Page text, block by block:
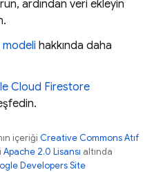
ardından veri ekleyin
modeli hakkında daha
Cloud Firestore
içeriği Creative Commons Atıf
Apache 2.0 Lisansı altında
Developers Site